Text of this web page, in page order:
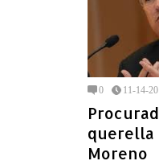
0 11-14-
querella
Moreno